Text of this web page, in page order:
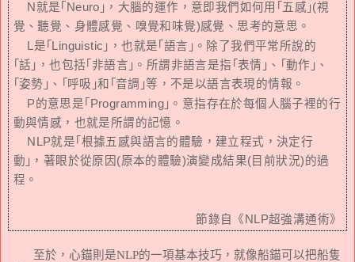
N就是｢ Neuro ｣，大腦的運作，意即我們如何用｢五感｣(視
覺、聽覺、身體感覺、嗅覺和味覺)感覺、思考的意思。
是｢ Linguistic ｣，也就是｢語言｣。除了我們平常所說的
｢話｣，也包括｢非語言｣。所謂非語言是指｢表情｣、｢動作｣、
｢姿勢｣、｢呼吸｣和｢音調｣等，不是以語言表現的情報。
P的意思是｢ Programming ｣。意指存在於每個人腦子裡的行
動與情感，也就是所謂的記憶。
NLP就是｢根據五感與語言的體驗，建立程式，決定行
動｣，著眼於從原因 (原本的體驗)演變成結果(目前狀況)的過
程。
節錄自《 NLP超強溝通術》
至於，心錨則是NLP的一項基本技巧，就像船錨可以把船隻